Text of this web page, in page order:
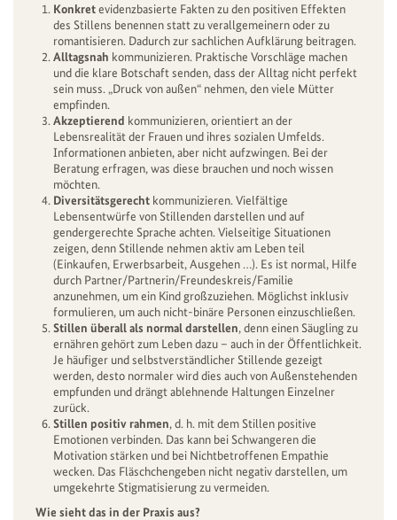
Konkretevidenzbasierte Fakten zu den positiven Effekten
des Stillens benennen statt zu verallgemeinern oder zu
romantisieren. Dadurch zur sachlichen Aufklärung beitragen.
Alltagsnah kommunizieren. Praktische Vorschläge machen
und die klare Botschaft senden, dass der Alltag nicht perfekt
sein muss. „Druck von außen“ nehmen, den viele Mütter
empfinden.
Akzeptierend kommunizieren, orientiert an der
Lebensrealität der Frauen und ihres sozialen Umfelds.
Informationen anbieten, aber nicht aufzwingen. Bei der
Beratung erfragen, was diese brauchen und noch wissen
möchten.
Diversitätsgerecht kommunizieren. Vielfältige
Lebensentwürfe von Stillenden darstellen und auf
gendergerechte Sprache achten. Vielseitige Situationen
zeigen, denn Stillende nehmen aktiv am Leben teil
(Einkaufen, Erwerbsarbeit, Ausgehen …). Es ist normal, Hilfe
durch Partner/Partnerin/Freundeskreis/Familie
anzunehmen, um ein Kind großzuziehen. Möglichst inklusiv
formulieren, um auch nicht-binäre Personen einzuschließen.
Stillen überall als normal darstellen, denn einen Säugling zu
ernähren gehört zum Leben dazu – auch in der Öffentlichkeit.
Je häufiger und selbstverständlicher Stillende gezeigt
werden, desto normaler wird dies auch von Außenstehenden
empfunden und drängt ablehnende Haltungen Einzelner
zurück.
Stillen positiv rahmen, d. h. mit dem Stillen positive
Emotionen verbinden. Das kann bei Schwangeren die
Motivation stärken und bei Nichtbetroffenen Empathie
wecken. Das Fläschchengeben nicht negativ darstellen, um
umgekehrte Stigmatisierung zu vermeiden.
Wie sieht das in der Praxis aus?